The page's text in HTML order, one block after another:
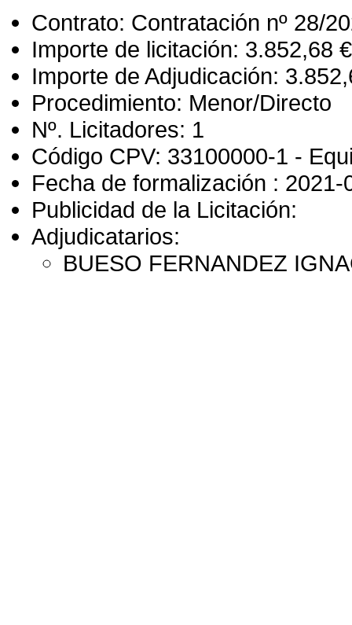
Contrato: Contratación nº 28/
Importe de licitación: 3.852,68 €
Importe de Adjudicación:
Procedimiento: Menor/Directo
Nº. Licitadores: 1
Código CPV: 33100000-1 -
Fecha de formalización :
Publicidad de la Licitación:
Adjudicatarios:
BUESO FERNANDEZ